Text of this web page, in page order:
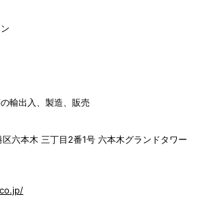
輸出入、製造、販売
六本木 三丁目2番1号 六本木グランドタワー